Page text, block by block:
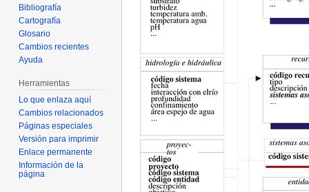
Bibliografía
Cartografía
Glosario
Cambios recientes
Ayuda
Herramientas
Lo que enlaza aquí
Cambios relacionados
Páginas especiales
Versión para imprimir
Enlace permanente
Información de la
página